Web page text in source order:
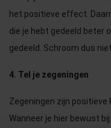
het positieve effect.
die je hebt gedeeld beter
gedeeld. Schroom dus
4. Tel je zegeningen
Zegeningen zijn positieve
Wanneer je hier bewust